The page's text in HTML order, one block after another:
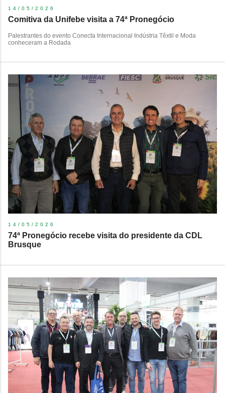
14/05/2026
Comitiva da Unifebe visita a 74ª Pronegócio
Palestrantes do evento Conecta Internacional Indústria Têxtil e Moda
conheceram a Rodada
14/05/2026
74ª Pronegócio recebe visita do presidente da CDL
Brusque